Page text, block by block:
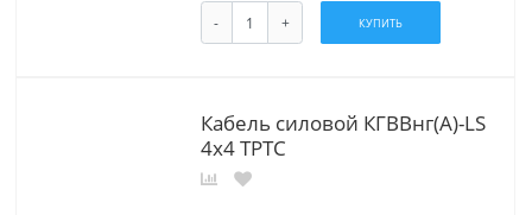
- + КУПИТЬ
Кабель силовой КГВВнг(А)-LS
4х4 ТРТС